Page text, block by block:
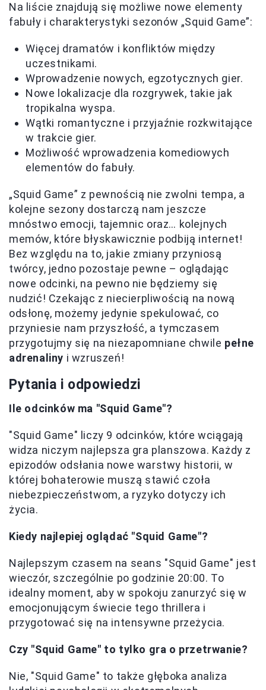
Na liście znajdują się możliwe nowe elementy
fabuły i charakterystyki sezonów „Squid Game”:
Więcej dramatów i konfliktów między
uczestnikami.
Wprowadzenie nowych, egzotycznych gier.
Nowe lokalizacje dla rozgrywek, takie jak
tropikalna wyspa.
Wątki romantyczne i przyjaźnie rozkwitające
w trakcie gier.
Możliwość wprowadzenia komediowych
elementów do fabuły.
„Squid Game” z pewnością nie zwolni tempa, a
kolejne sezony dostarczą nam jeszcze
mnóstwo emocji, tajemnic oraz… kolejnych
memów, które błyskawicznie podbiją internet!
Bez względu na to, jakie zmiany przyniosą
twórcy, jedno pozostaje pewne – oglądając
nowe odcinki, na pewno nie będziemy się
nudzić! Czekając z niecierpliwością na nową
odsłonę, możemy jedynie spekulować, co
przyniesie nam przyszłość, a tymczasem
przygotujmy się na niezapomniane chwile pełne
adrenaliny i wzruszeń!
Pytania i odpowiedzi
Ile odcinków ma "Squid Game"?
"Squid Game" liczy 9 odcinków, które wciągają
widza niczym najlepsza gra planszowa. Każdy z
epizodów odsłania nowe warstwy historii, w
której bohaterowie muszą stawić czoła
niebezpieczeństwom, a ryzyko dotyczy ich
życia.
Kiedy najlepiej oglądać "Squid Game"?
Najlepszym czasem na seans "Squid Game" jest
wieczór, szczególnie po godzinie 20:00. To
idealny moment, aby w spokoju zanurzyć się w
emocjonującym świecie tego thrillera i
przygotować się na intensywne przeżycia.
Czy "Squid Game" to tylko gra o przetrwanie?
Nie, "Squid Game" to także głęboka analiza